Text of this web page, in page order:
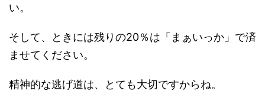
い。
そして、ときには残りの20％は「まぁいっか」で済
ませてください。
精神的な逃げ道は、とても大切ですからね。